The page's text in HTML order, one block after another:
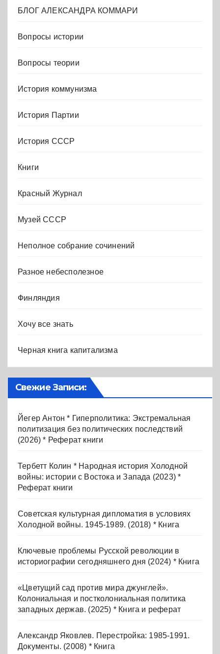
БЛОГ АЛЕКСАНДРА КОММАРИ
Вопросы истории
Вопросы теории
История коммунизма
История Партии
История СССР
Книги
Красный Журнал
Музей СССР
Неполное собрание сочинений
Разное небесполезное
Финляндия
Хочу все знать
Черная книга капитализма
Свежие Записи:
Йегер Антон * Гиперполитика: Экстремальная
политизация без политических последствий
(2026) * Реферат книги
Тербетт Колин * Народная история Холодной
войны: истории с Востока и Запада (2023) *
Реферат книги
Советская культурная дипломатия в условиях
Холодной войны. 1945-1989. (2018) * Книга
Ключевые проблемы Русской революции в
историографии сегодняшнего дня (2024) * Книга
«Цветущий сад против мира джунглей».
Колониальная и постколониальная политика
западных держав. (2025) * Книга и реферат
Александр Яковлев. Перестройка: 1985-1991.
Документы. (2008) * Книга